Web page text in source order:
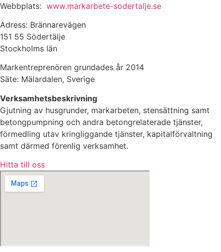
Webbplats: www.markarbete-sodertalje.se
Adress: Brännarevägen
151 55 Södertälje
Stockholms län
Markentreprenören grundades år 2014
Säte: Mälardalen, Sverige
Verksamhetsbeskrivning
Gjutning av husgrunder, markarbeten, stensättning samt
betongpumpning och andra betongrelaterade tjänster,
förmedling utav kringliggande tjänster, kapitalförvaltning
samt därmed förenlig verksamhet.
Hitta till oss